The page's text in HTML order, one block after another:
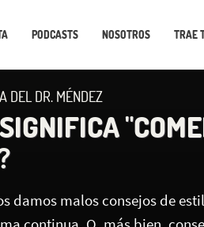
PODCASTS NOSOTROS TRAE
DEL DR. MÉNDEZ
damos malos consejos de